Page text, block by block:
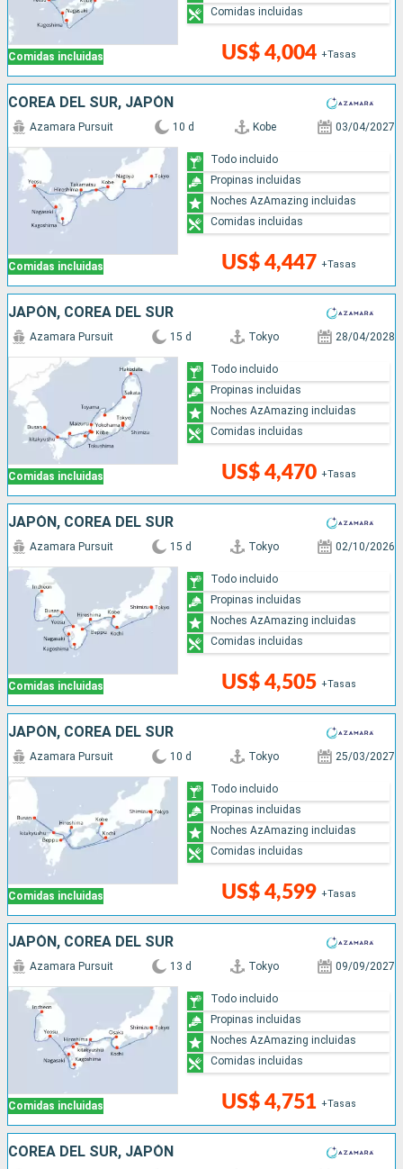
Comidas incluidas US$ 4,004 +Tasas
Comidas incluidas
COREA DEL SUR, JAPÓN
Comidas incluidas
Azamara Pursuit 10 d Kobe 03/04/2027
US$ 4,447 +Tasas
Todo incluido
Propinas incluidas
Noches AzAmazing incluidas
Comidas incluidas
JAPÓN, COREA DEL SUR
Comidas incluidas
Azamara Pursuit 15 d Tokyo 28/04/2028
US$ 4,470 +Tasas
Todo incluido
Propinas incluidas
Noches AzAmazing incluidas
Comidas incluidas
JAPÓN, COREA DEL SUR
Comidas incluidas
Azamara Pursuit 15 d Tokyo 02/10/2026
US$ 4,505 +Tasas
Todo incluido
Propinas incluidas
Noches AzAmazing incluidas
Comidas incluidas
JAPÓN, COREA DEL SUR
Comidas incluidas
Azamara Pursuit 10 d Tokyo 25/03/2027
US$ 4,599 +Tasas
Todo incluido
Propinas incluidas
Noches AzAmazing incluidas
Comidas incluidas
JAPÓN, COREA DEL SUR
Comidas incluidas
Azamara Pursuit 13 d Tokyo 09/09/2027
US$ 4,751 +Tasas
Todo incluido
Propinas incluidas
Noches AzAmazing incluidas
Comidas incluidas
COREA DEL SUR, JAPÓN